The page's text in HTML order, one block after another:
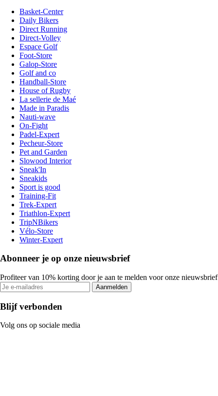
Basket-Center
Daily Bikers
Direct Running
Direct-Volley
Espace Golf
Foot-Store
Galop-Store
Golf and co
Handball-Store
House of Rugby
La sellerie de Maé
Made in Paradis
Nauti-wave
On-Fight
Padel-Expert
Pecheur-Store
Pet and Garden
Slowood Interior
Sneak'In
Sneakids
Sport is good
Training-Fit
Trek-Expert
Triathlon-Expert
TripNBikers
Vélo-Store
Winter-Expert
Abonneer je op onze nieuwsbrief
Profiteer van 10% korting door je aan te melden voor onze nieuwsbrief
Aanmelden
Blijf verbonden
Volg ons op sociale media